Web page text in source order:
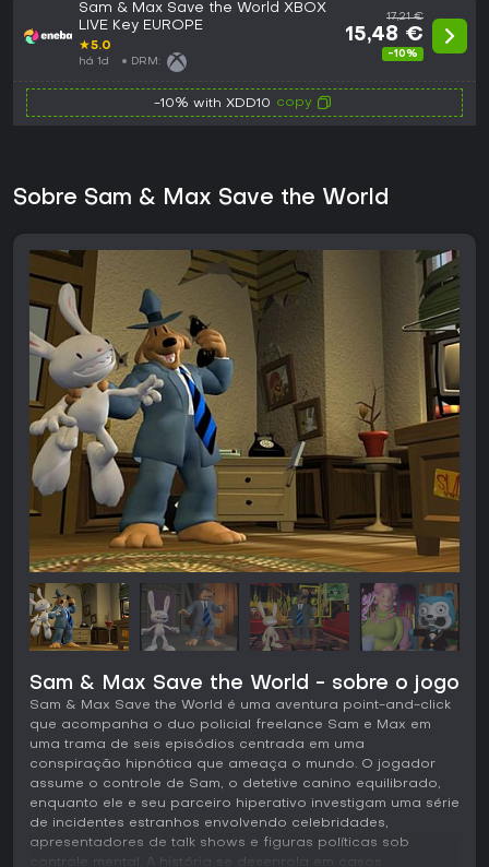
Sam & Max Save the World XBOX
LIVE Key EUROPE
★5.0
há 1d DRM:
17,21 €
15,48 €
-10%
-10% with XDD10 copy
Sobre Sam & Max Save the World
Sam & Max Save the World - sobre o jogo
Sam & Max Save the World é uma aventura point-and-click
que acompanha o duo policial freelance Sam e Max em
uma trama de seis episódios centrada em uma
conspiração hipnótica que ameaça o mundo. O jogador
assume o controle de Sam, o detetive canino equilibrado,
enquanto ele e seu parceiro hiperativo investigam uma série
de incidentes estranhos envolvendo celebridades,
apresentadores de talk shows e figuras políticas sob
controle mental. A história se desenrola em casos